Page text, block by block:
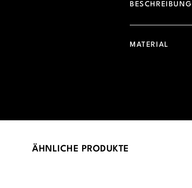
BESCHREIBUNG
MATERIAL
ÄHNLICHE PRODUKTE